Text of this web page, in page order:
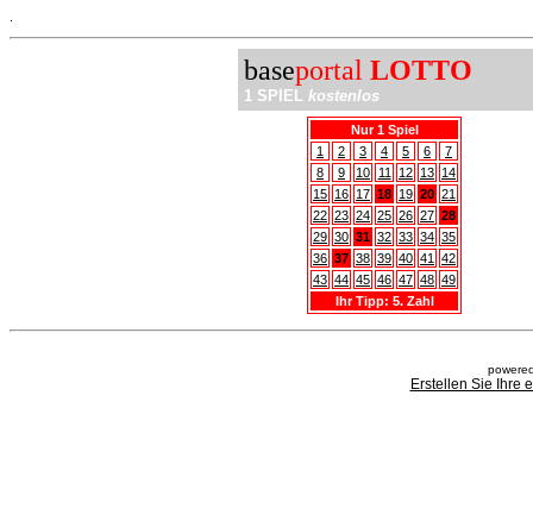
baseportal LOTTO
1 SPIEL kostenlos
Nur 1 Spiel
1
2 3 4 5 6
7
8
9 10 11 12 13 14
15 16 17 18 19 20 21
22 23 24 25 26 27 28
29 30 31 32 33 34 35
36 37 38 39 40 41
42
43 44 45 46 47 48 49
Ihr Tipp: 5. Zahl
Erstellen Sie Ihre